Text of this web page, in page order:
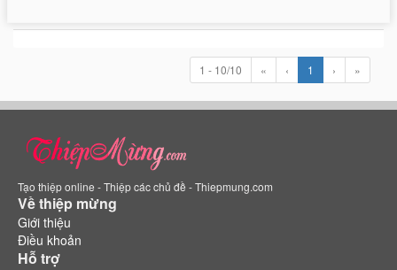
1 - 10/10 « ‹ 1 › »
Tạo thiệp online - Thiệp các chủ đề - Thiepmung.com
Về thiệp mừng
Giới thiệu
Điều khoản
Hỗ trợ